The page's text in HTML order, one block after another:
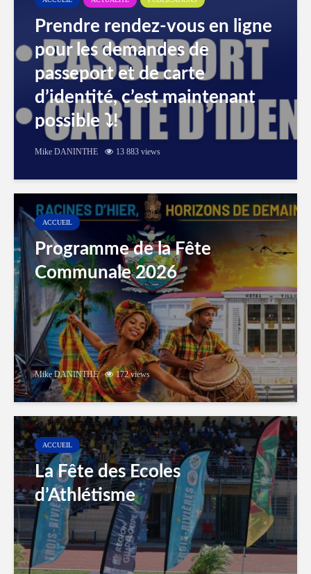
Prendre rendez-vous en ligne
pour les demandes de
passeport et de carte
d’identité, c’est maintenant
possible ⤵️!
Mike DANINTHE 13 883 views
ACCUEIL
Programme de la Fête
Communale 2026
Mike DANINTHE 172 views
ACCUEIL
La Fête des Ecoles
d’Athlétisme